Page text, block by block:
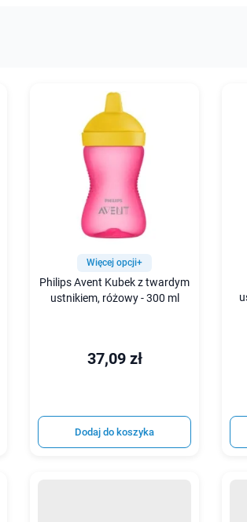
Więcej opcji+
Philips Avent Kubek z twardym
ustnikiem, różowy - 300 ml
37,09 zł
Dodaj do koszyka